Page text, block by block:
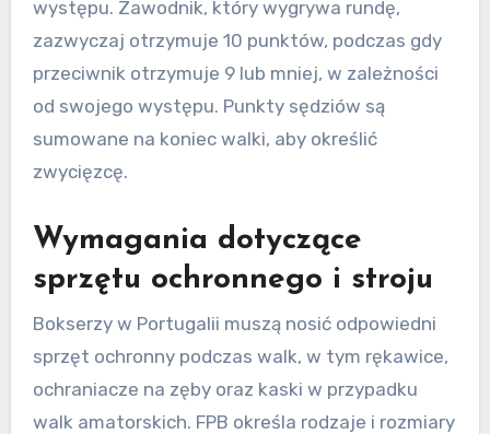
występu. Zawodnik, który wygrywa rundę,
zazwyczaj otrzymuje 10 punktów, podczas gdy
przeciwnik otrzymuje 9 lub mniej, w zależności
od swojego występu. Punkty sędziów są
sumowane na koniec walki, aby określić
zwycięzcę.
Wymagania dotyczące
sprzętu ochronnego i stroju
Bokserzy w Portugalii muszą nosić odpowiedni
sprzęt ochronny podczas walk, w tym rękawice,
ochraniacze na zęby oraz kaski w przypadku
walk amatorskich. FPB określa rodzaje i rozmiary